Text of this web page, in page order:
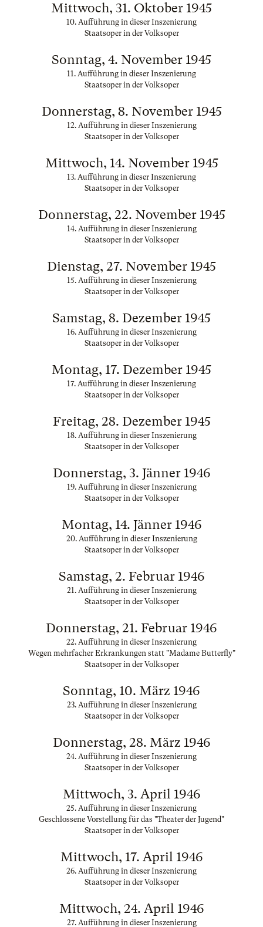
Mittwoch, 31. Oktober 1945
10. Aufführung in dieser Inszenierung
Staatsoper in der Volksoper
Sonntag, 4. November 1945
11. Aufführung in dieser Inszenierung
Staatsoper in der Volksoper
Donnerstag, 8. November 1945
12. Aufführung in dieser Inszenierung
Staatsoper in der Volksoper
Mittwoch, 14. November 1945
13. Aufführung in dieser Inszenierung
Staatsoper in der Volksoper
Donnerstag, 22. November 1945
14. Aufführung in dieser Inszenierung
Staatsoper in der Volksoper
Dienstag, 27. November 1945
15. Aufführung in dieser Inszenierung
Staatsoper in der Volksoper
Samstag, 8. Dezember 1945
16. Aufführung in dieser Inszenierung
Staatsoper in der Volksoper
Montag, 17. Dezember 1945
17. Aufführung in dieser Inszenierung
Staatsoper in der Volksoper
Freitag, 28. Dezember 1945
18. Aufführung in dieser Inszenierung
Staatsoper in der Volksoper
Donnerstag, 3. Jänner 1946
19. Aufführung in dieser Inszenierung
Staatsoper in der Volksoper
Montag, 14. Jänner 1946
20. Aufführung in dieser Inszenierung
Staatsoper in der Volksoper
Samstag, 2. Februar 1946
21. Aufführung in dieser Inszenierung
Staatsoper in der Volksoper
Donnerstag, 21. Februar 1946
22. Aufführung in dieser Inszenierung
Wegen mehrfacher Erkrankungen statt "Madame Butterfly"
Staatsoper in der Volksoper
Sonntag, 10. März 1946
23. Aufführung in dieser Inszenierung
Staatsoper in der Volksoper
Donnerstag, 28. März 1946
24. Aufführung in dieser Inszenierung
Staatsoper in der Volksoper
Mittwoch, 3. April 1946
25. Aufführung in dieser Inszenierung
Geschlossene Vorstellung für das "Theater der Jugend"
Staatsoper in der Volksoper
Mittwoch, 17. April 1946
26. Aufführung in dieser Inszenierung
Staatsoper in der Volksoper
Mittwoch, 24. April 1946
27. Aufführung in dieser Inszenierung